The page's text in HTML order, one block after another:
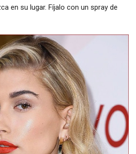
en su lugar. Fíjalo con un spray de